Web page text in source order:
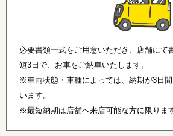
必要書類一式をご用意いただき、店舗にて
短3日で、お車をご納車いたします。
※車両状態・車種によっては、納期が3日
います。
※最短納期は店舗へ来店可能な方に限りま